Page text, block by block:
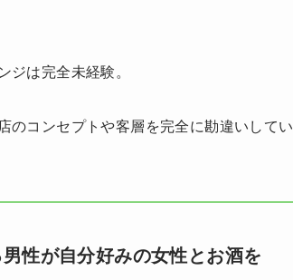
ジは完全未経験。
のコンセプトや客層を完全に勘違いしてい
性が自分好みの女性とお酒を